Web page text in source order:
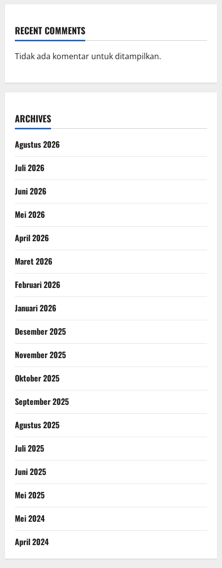
RECENT COMMENTS
Tidak ada komentar untuk ditampilkan.
ARCHIVES
Agustus 2026
Juli 2026
Juni 2026
Mei 2026
April 2026
Maret 2026
Februari 2026
Januari 2026
Desember 2025
November 2025
Oktober 2025
September 2025
Agustus 2025
Juli 2025
Juni 2025
Mei 2025
Mei 2024
April 2024